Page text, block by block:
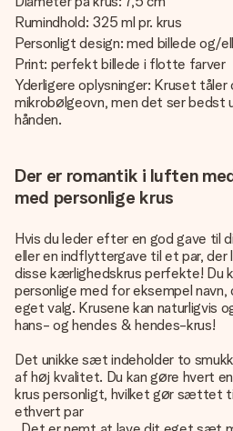
Rumindhold: 325 ml pr. krus
Personligt design: med billede og/
Print: perfekt billede i flotte farver
Yderligere oplysninger: Kruset tåler
mikrobølgeovn, men det ser bedst
hånden.
Der er romantik i luften
med personlige krus
Hvis du leder efter en god gave til
eller en indflyttergave til et par,
disse kærlighedskrus perfekte! Du
personlige med for eksempel
eget valg. Krusene kan naturligvis
hans- og hendes & hendes-krus!
Det unikke sæt indeholder to
af høj kvalitet. Du kan gøre hvert
krus personligt, hvilket gør sættet
ethvert par